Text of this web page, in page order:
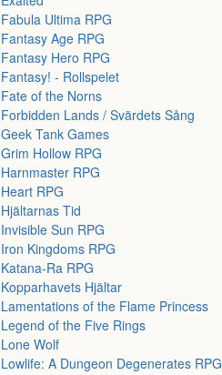
Fabula Ultima RPG
Fantasy Age RPG
Fantasy Hero RPG
Fantasy! - Rollspelet
Fate of the Norns
Forbidden Lands / Svärdets Sång
Geek Tank Games
Grim Hollow RPG
Harnmaster RPG
Heart RPG
Hjältarnas Tid
Invisible Sun RPG
Iron Kingdoms RPG
Katana-Ra RPG
Kopparhavets Hjältar
Lamentations of the Flame Princess
Legend of the Five Rings
Lone Wolf
Lowlife: A Dungeon Degenerates RPG